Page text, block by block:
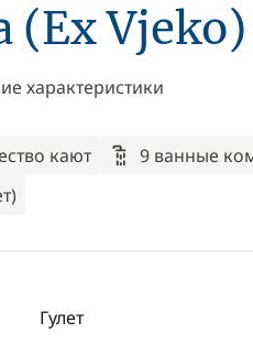
(Ex Vjeko)
характеристики
кают 9 ванные
Гулет